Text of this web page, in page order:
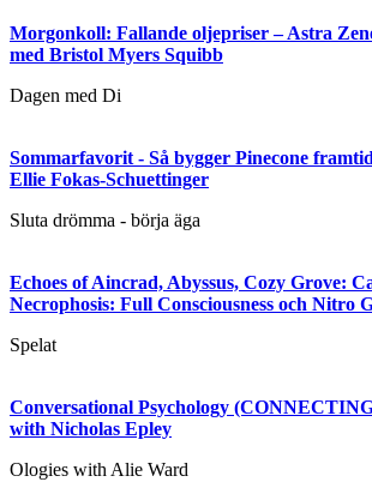
Morgonkoll: Fallande oljepriser – Astra
med Bristol Myers Squibb
Dagen med Di
Sommarfavorit - Så bygger Pinecone
Ellie Fokas-Schuettinger
Sluta drömma - börja äga
Echoes of Aincrad, Abyssus, Cozy Grove:
Necrophosis: Full Consciousness och Nitro
Spelat
Conversational Psychology
with Nicholas Epley
Ologies with Alie Ward